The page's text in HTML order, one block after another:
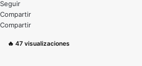
Seguir
Compartir
Compartir
🔥 47 visualizaciones